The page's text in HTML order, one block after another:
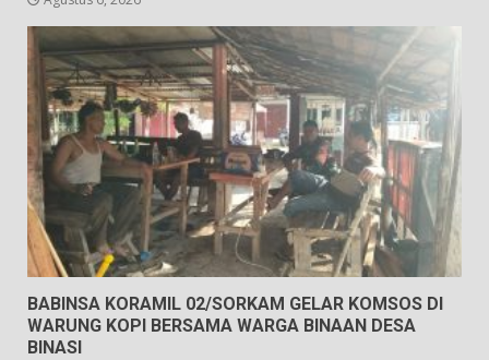
BABINSA KORAMIL 02/SORKAM GELAR KOMSOS DI
WARUNG KOPI BERSAMA WARGA BINAAN DESA
BINASI